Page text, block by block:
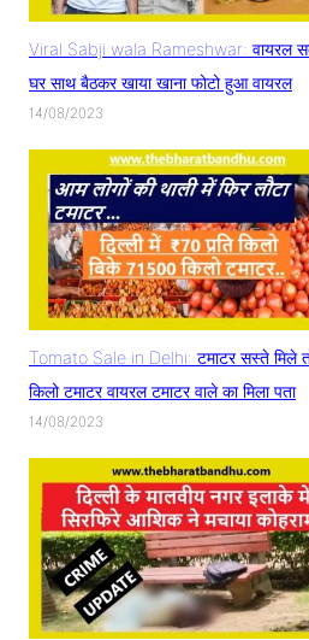
Viral Sabji wala Rameshwar: वायरल
घर साथ बैठकर खाया खाना फोटो हुआ वायरल
14/08/2023
Tomato Sale in Delhi: टमाटर सस्ते मिले तो
किलो टमाटर वायरल टमाटर वाले का मिला पता
14/08/2023